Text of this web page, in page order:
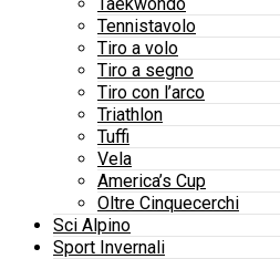
Tennistavolo
Tiro a volo
Tiro a segno
Tiro con l’arco
Triathlon
Tuffi
Vela
America’s Cup
Oltre Cinquecerchi
Sci Alpino
Sport Invernali